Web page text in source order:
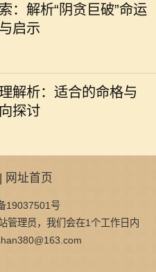
：解析“阴贪巨破”命运
启示
中，“阴贪巨破”命是一种较
型，通常被认为具有复
解析：适合的命格与
探讨
统命理学中，蛇被视为智慧
象征，蛇年出生的人通常被
独特的直觉和洞察力。他们
常常能迅速适应环境，并能
| 网址首页
19037501号
管理员，我们会在1个工作日内